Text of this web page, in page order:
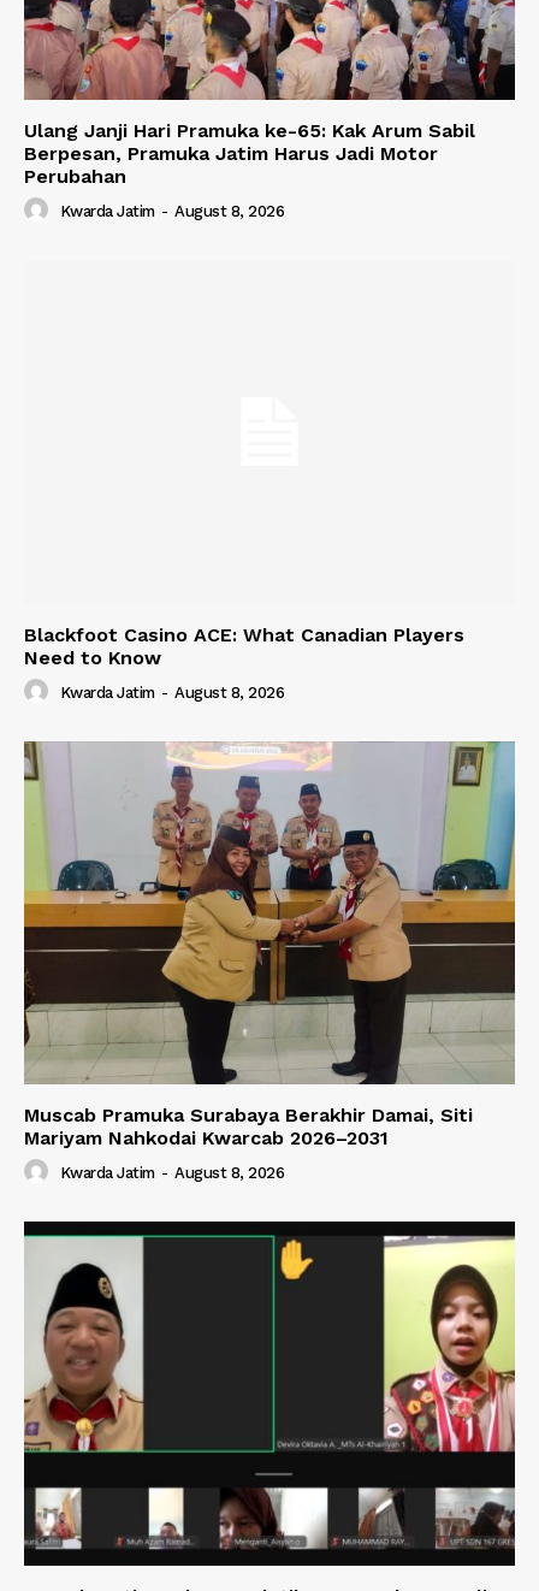
Ulang Janji Hari Pramuka ke-65: Kak Arum Sabil
Berpesan, Pramuka Jatim Harus Jadi Motor
Perubahan
Kwarda Jatim - August 8, 2026
Blackfoot Casino ACE: What Canadian Players
Need to Know
Kwarda Jatim - August 8, 2026
Muscab Pramuka Surabaya Berakhir Damai, Siti
Mariyam Nahkodai Kwarcab 2026–2031
Kwarda Jatim - August 8, 2026